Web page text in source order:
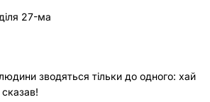
27-ма
зводяться тільки до одного: хай